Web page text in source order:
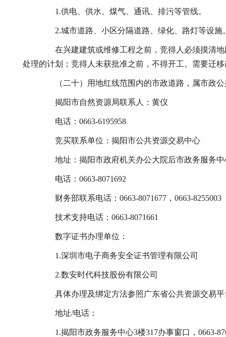
1.供电、供水、煤气、通讯、排污等管线。
2.城市道路、小区分隔道路、绿化、路灯等设施
在兴建建筑或维修工程之前，竞得人必须摸清地
处理的计划；竞得人未获批准之前，不得开工。需要迁
（二十）用地红线范围内的市政道路，属市政公
揭阳市自然资源局联系人：黄仪
电话：0663-6195958
竞买联系单位：揭阳市公共资源交易中心
地址：揭阳市政府机关办公大院后市政务服务中
电话：0663-8071692
财务部联系电话：0663-8071677，0663-8255003
技术支持电话：0663-8071661
数字证书办理单位：
1.深圳市电子商务安全证书管理有限公司
2.数安时代科技股份有限公司
具体办理及绑定方法参照广东省公共资源交易平
地址/电话：
1.揭阳市政务服务中心3楼317办事窗口，0663-